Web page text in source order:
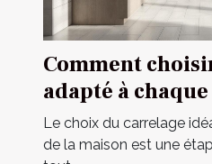
Comment
adapté à
votre maison ?
Le choix du carrelage
de la maison est une